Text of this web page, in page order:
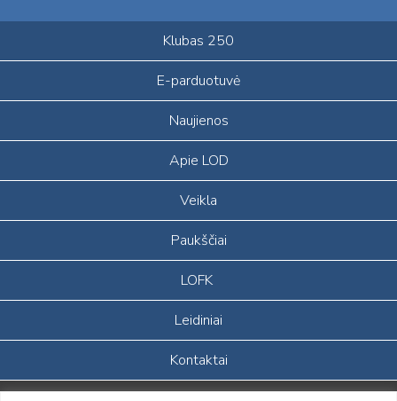
Klubas 250
E-parduotuvė
Naujienos
Apie LOD
Veikla
Paukščiai
LOFK
Leidiniai
Kontaktai